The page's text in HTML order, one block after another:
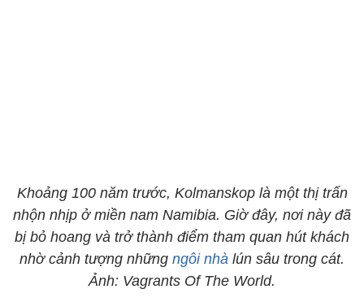
Khoảng 100 năm trước, Kolmanskop là một thị trấn
nhộn nhịp ở miền nam Namibia. Giờ đây, nơi này đã
bị bỏ hoang và trở thành điểm tham quan hút khách
nhờ cảnh tượng những ngôi nhà lún sâu trong cát.
Ảnh: Vagrants Of The World.